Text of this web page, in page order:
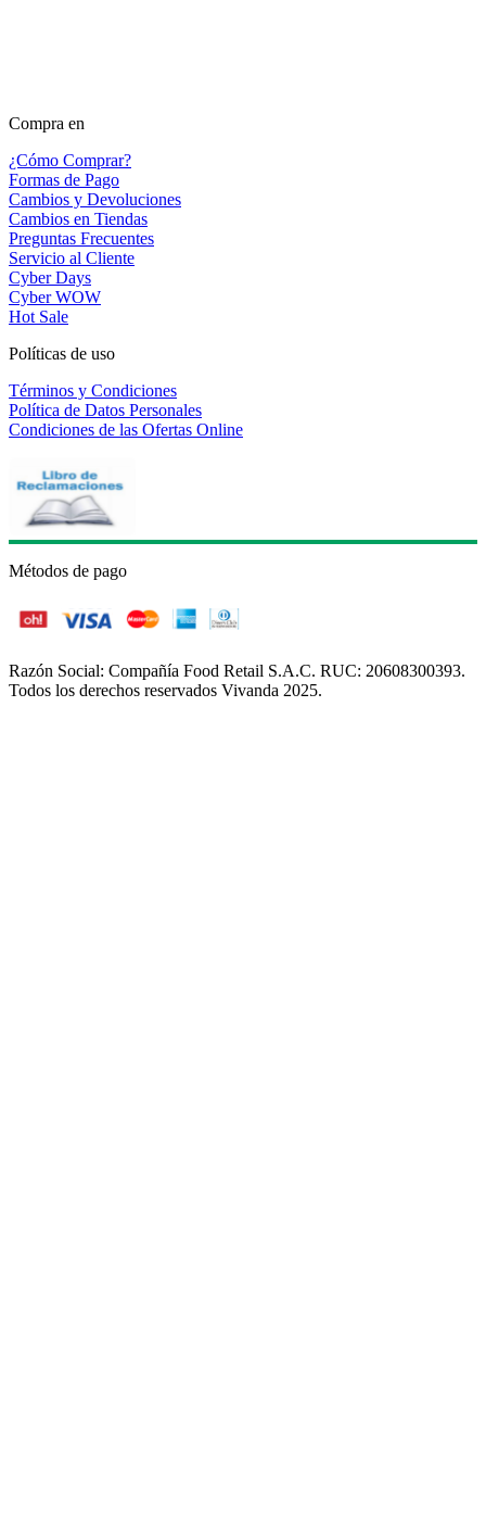
Compra en
¿Cómo Comprar?
Formas de Pago
Cambios y Devoluciones
Cambios en Tiendas
Preguntas Frecuentes
Servicio al Cliente
Cyber Days
Cyber WOW
Hot Sale
Políticas de uso
Términos y Condiciones
Política de Datos Personales
Condiciones de las Ofertas Online
Métodos de pago
Razón Social: Compañía Food Retail S.A.C. RUC: 20608300393.
Todos los derechos reservados Vivanda 2025.